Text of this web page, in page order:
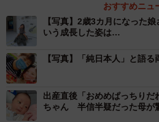
おすすめニュ
【写真】2歳3カ月になった
いう成長した姿は…
【写真】「純日本人」と語る
出産直後「おめめぱっちり
ちゃん 半信半疑だった母が